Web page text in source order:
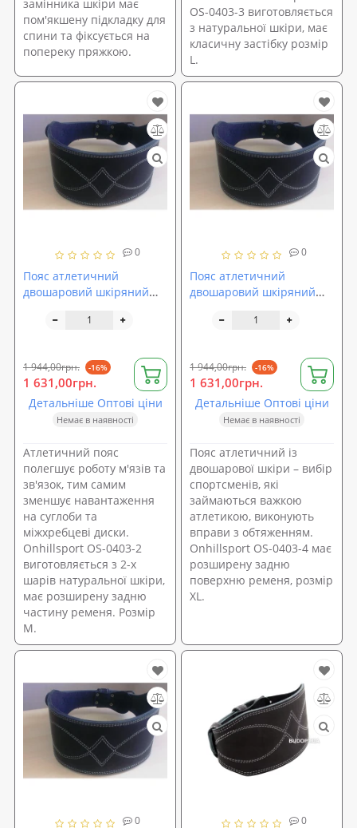
замінника шкіри має
пом'якшену підкладку для
спини та фіксується на
попереку пряжкою.
OS-0403-3 виготовляється
з натуральної шкіри, має
класичну застібку розмір
L.
0
Пояс атлетичний
двошаровий шкіряний
0403-2)
1 944,00грн. -16%
1 631,00грн.
Детальніше Оптові ціни
Немає в наявності
Атлетичний пояс
полегшує роботу м'язів та
зв'язок, тим самим
зменшує навантаження
на суглоби та
міжхребцеві диски.
Onhillsport OS-0403-2
виготовляється з 2-х
шарів натуральної шкіри,
має розширену задню
частину ременя. Розмір
M.
0
Пояс атлетичний
двошаровий шкіряний
0403-4)
1 944,00грн. -16%
1 631,00грн.
Детальніше Оптові ціни
Немає в наявності
Пояс атлетичний із
двошарової шкіри – вибір
спортсменів, які
займаються важкою
атлетикою, виконують
вправи з обтяженням.
Onhillsport OS-0403-4 має
розширену задню
поверхню ременя, розмір
ХL.
0 0